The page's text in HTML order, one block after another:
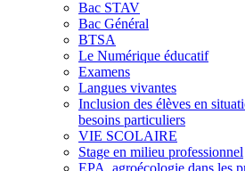
Bac STAV
Bac Général
BTSA
Le Numérique éducatif
Examens
Langues vivantes
Inclusion des élèves en
besoins particuliers
VIE SCOLAIRE
Stage en milieu professionnel
EPA, agroécologie dans les